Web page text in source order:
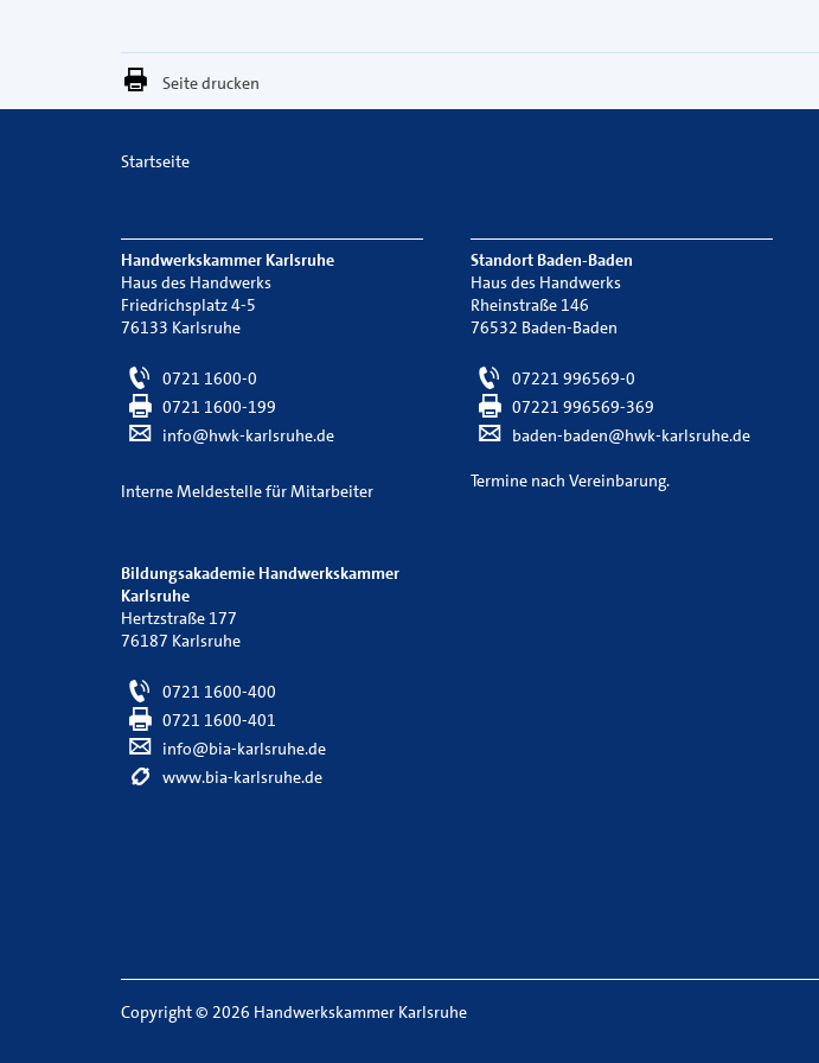
Seite drucken
Startseite
Handwerkskammer Karlsruhe
Haus des Handwerks
Friedrichsplatz 4-5
76133 Karlsruhe
0721 1600-0
0721 1600-199
info@hwk-karlsruhe.de
Interne Meldestelle für Mitarbeiter
Bildungsakademie Handwerkskammer
Karlsruhe
Hertzstraße 177
76187 Karlsruhe
0721 1600-400
0721 1600-401
info@bia-karlsruhe.de
www.bia-karlsruhe.de
Standort Baden-Baden
Haus des Handwerks
Rheinstraße 146
76532 Baden-Baden
07221 996569-0
07221 996569-369
baden-baden@hwk-karlsruhe.de
Termine nach Vereinbarung.
Copyright© 2026 Handwerkskammer Karlsruhe